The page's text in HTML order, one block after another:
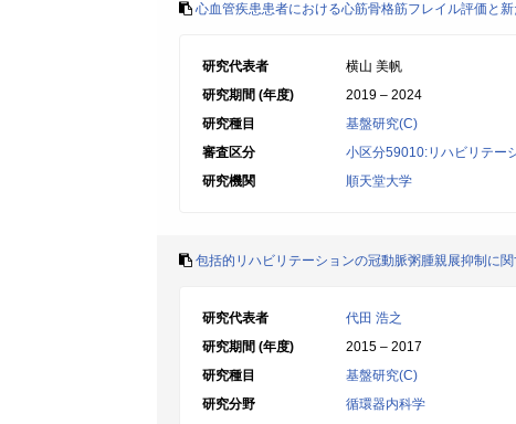
心血管疾患患者における心筋骨格筋フレイル評価と
研究代表者
横山 美帆
研究期間 (年度)
2019 – 2024
研究種目
基盤研究(C)
審査区分
小区分59010:リハビリテー
研究機関
順天堂大学
包括的リハビリテーションの冠動脈粥腫親展抑制に
研究代表者
代田 浩之
研究期間 (年度)
2015 – 2017
研究種目
基盤研究(C)
研究分野
循環器内科学